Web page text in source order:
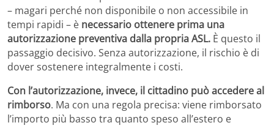
– magari perché non disponibile o non accessibile in
tempi rapidi – è necessario ottenere prima una
autorizzazione preventiva dalla propria ASL. È questo il
passaggio decisivo. Senza autorizzazione, il rischio è di
dover sostenere integralmente i costi.
Con l’autorizzazione, invece, il cittadino può accedere al
rimborso. Ma con una regola precisa: viene rimborsato
l’importo più basso tra quanto speso all’estero e